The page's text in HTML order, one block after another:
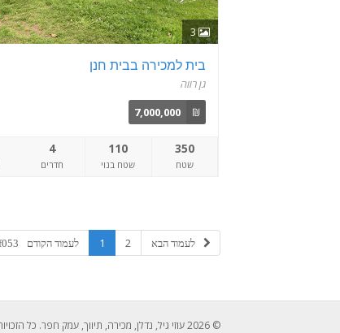
3
בית למכירה בבית חנן
גן רווה
₪
7,000,000
350
שטח
110
שטח בנוי
4
חדרים
1 2
© 2026 עוזי גיל, נדלן, מכירה, תיווך, עמק חפר. כל הזכויות שמורות לעוזי גיל 052-2429526